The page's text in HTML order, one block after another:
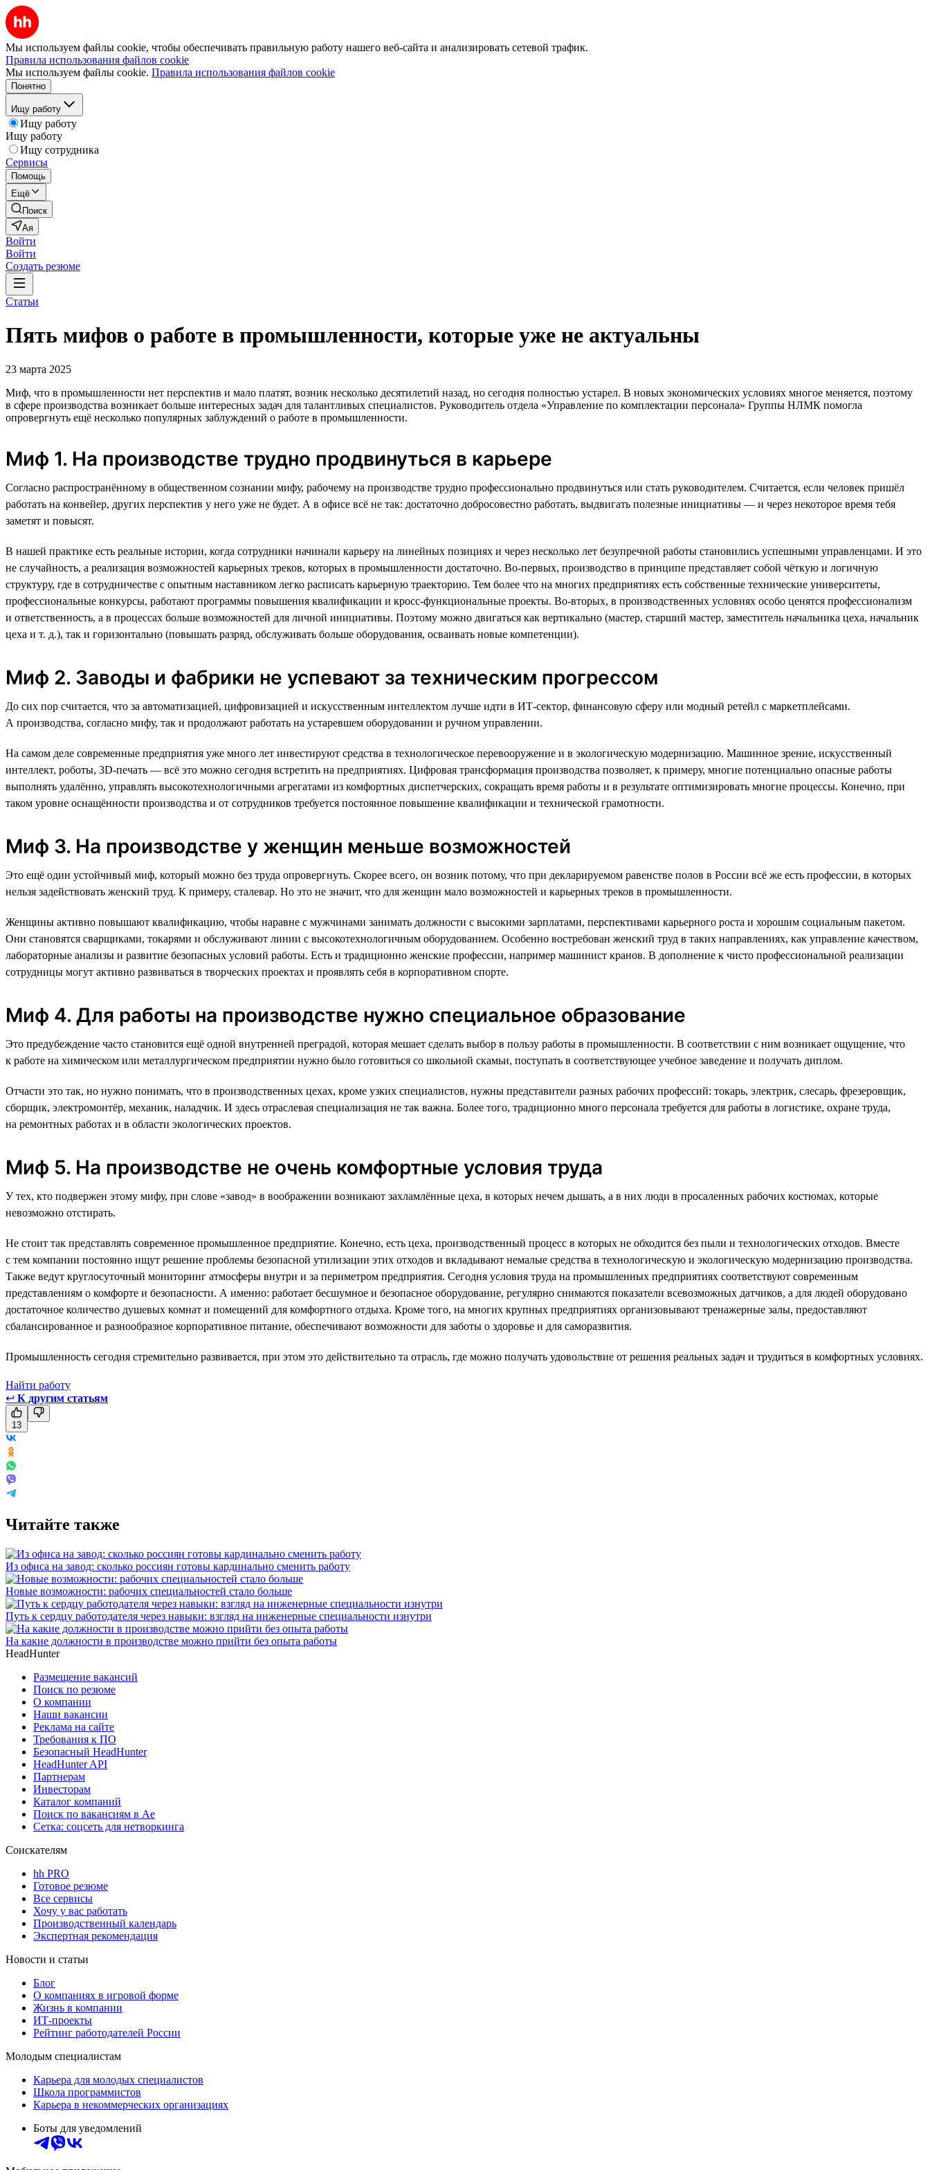
Мы используем файлы cookie, чтобы обеспечивать правильную работу нашего веб-сайта и анализировать сетевой трафик.
Правила использования файлов cookie
Мы используем файлы cookie. Правила использования файлов cookie
Понятно
Ищу работу
Ищу работу
Ищу работу
Ищу сотрудника
Сервисы
Помощь
Ещё
Поиск
Ая
Войти
Войти
Создать резюме
Статьи
Пять мифов о работе в промышленности, которые уже не актуальны
23 марта 2025
Миф, что в промышленности нет перспектив и мало платят, возник несколько десятилетий назад, но сегодня полностью устарел. В новых экономических условиях многое меняется, поэтому
в сфере производства возникает больше интересных задач для талантливых специалистов. Руководитель отдела «Управление по комплектации персонала» Группы НЛМК помогла
опровергнуть ещё несколько популярных заблуждений о работе в промышленности.
Миф 1. На производстве трудно продвинуться в карьере
Согласно распространённому в общественном сознании мифу, рабочему на производстве трудно профессионально продвинуться или стать руководителем. Считается, если человек пришёл
работать на конвейер, других перспектив у него уже не будет. А в офисе всё не так: достаточно добросовестно работать, выдвигать полезные инициативы — и через некоторое время тебя
заметят и повысят.
В нашей практике есть реальные истории, когда сотрудники начинали карьеру на линейных позициях и через несколько лет безупречной работы становились успешными управленцами. И это
не случайность, а реализация возможностей карьерных треков, которых в промышленности достаточно. Во-первых, производство в принципе представляет собой чёткую и логичную
структуру, где в сотрудничестве с опытным наставником легко расписать карьерную траекторию. Тем более что на многих предприятиях есть собственные технические университеты,
профессиональные конкурсы, работают программы повышения квалификации и кросс-функциональные проекты. Во-вторых, в производственных условиях особо ценятся профессионализм
и ответственность, а в процессах больше возможностей для личной инициативы. Поэтому можно двигаться как вертикально (мастер, старший мастер, заместитель начальника цеха, начальник
цеха и т. д.), так и горизонтально (повышать разряд, обслуживать больше оборудования, осваивать новые компетенции).
Миф 2. Заводы и фабрики не успевают за техническим прогрессом
До сих пор считается, что за автоматизацией, цифровизацией и искусственным интеллектом лучше идти в ИТ-сектор, финансовую сферу или модный ретейл с маркетплейсами.
А производства, согласно мифу, так и продолжают работать на устаревшем оборудовании и ручном управлении.
На самом деле современные предприятия уже много лет инвестируют средства в технологическое перевооружение и в экологическую модернизацию. Машинное зрение, искусственный
интеллект, роботы, 3D-печать — всё это можно сегодня встретить на предприятиях. Цифровая трансформация производства позволяет, к примеру, многие потенциально опасные работы
выполнять удалённо, управлять высокотехнологичными агрегатами из комфортных диспетчерских, сокращать время работы и в результате оптимизировать многие процессы. Конечно, при
таком уровне оснащённости производства и от сотрудников требуется постоянное повышение квалификации и технической грамотности.
Миф 3. На производстве у женщин меньше возможностей
Это ещё один устойчивый миф, который можно без труда опровергнуть. Скорее всего, он возник потому, что при декларируемом равенстве полов в России всё же есть профессии, в которых
нельзя задействовать женский труд. К примеру, сталевар. Но это не значит, что для женщин мало возможностей и карьерных треков в промышленности.
Женщины активно повышают квалификацию, чтобы наравне с мужчинами занимать должности с высокими зарплатами, перспективами карьерного роста и хорошим социальным пакетом.
Они становятся сварщиками, токарями и обслуживают линии с высокотехнологичным оборудованием. Особенно востребован женский труд в таких направлениях, как управление качеством,
лабораторные анализы и развитие безопасных условий работы. Есть и традиционно женские профессии, например машинист кранов. В дополнение к чисто профессиональной реализации
сотрудницы могут активно развиваться в творческих проектах и проявлять себя в корпоративном спорте.
Миф 4. Для работы на производстве нужно специальное образование
Это предубеждение часто становится ещё одной внутренней преградой, которая мешает сделать выбор в пользу работы в промышленности. В соответствии с ним возникает ощущение, что
к работе на химическом или металлургическом предприятии нужно было готовиться со школьной скамьи, поступать в соответствующее учебное заведение и получать диплом.
Отчасти это так, но нужно понимать, что в производственных цехах, кроме узких специалистов, нужны представители разных рабочих профессий: токарь, электрик, слесарь, фрезеровщик,
сборщик, электромонтёр, механик, наладчик. И здесь отраслевая специализация не так важна. Более того, традиционно много персонала требуется для работы в логистике, охране труда,
на ремонтных работах и в области экологических проектов.
Миф 5. На производстве не очень комфортные условия труда
У тех, кто подвержен этому мифу, при слове «завод» в воображении возникают захламлённые цеха, в которых нечем дышать, а в них люди в просаленных рабочих костюмах, которые
невозможно отстирать.
Не стоит так представлять современное промышленное предприятие. Конечно, есть цеха, производственный процесс в которых не обходится без пыли и технологических отходов. Вместе
с тем компании постоянно ищут решение проблемы безопасной утилизации этих отходов и вкладывают немалые средства в технологическую и экологическую модернизацию производства.
Также ведут круглосуточный мониторинг атмосферы внутри и за периметром предприятия. Сегодня условия труда на промышленных предприятиях соответствуют современным
представлениям о комфорте и безопасности. А именно: работает бесшумное и безопасное оборудование, регулярно снимаются показатели всевозможных датчиков, а для людей оборудовано
достаточное количество душевых комнат и помещений для комфортного отдыха. Кроме того, на многих крупных предприятиях организовывают тренажерные залы, предоставляют
сбалансированное и разнообразное корпоративное питание, обеспечивают возможности для заботы о здоровье и для саморазвития.
Промышленность сегодня стремительно развивается, при этом это действительно та отрасль, где можно получать удовольствие от решения реальных задач и трудиться в комфортных условиях.
Найти работу
↩ К другим статьям
13
Читайте также
Из офиса на завод: сколько россиян готовы кардинально сменить работу
Новые возможности: рабочих специальностей стало больше
Путь к сердцу работодателя через навыки: взгляд на инженерные специальности изнутри
На какие должности в производстве можно прийти без опыта работы
HeadHunter
Размещение вакансий
Поиск по резюме
О компании
Наши вакансии
Реклама на сайте
Требования к ПО
Безопасный HeadHunter
HeadHunter API
Партнерам
Инвесторам
Каталог компаний
Поиск по вакансиям в Ае
Сетка: соцсеть для нетворкинга
Соискателям
hh PRO
Готовое резюме
Все сервисы
Хочу у вас работать
Производственный календарь
Экспертная рекомендация
Новости и статьи
Блог
О компаниях в игровой форме
Жизнь в компании
ИТ-проекты
Рейтинг работодателей России
Молодым специалистам
Карьера для молодых специалистов
Школа программистов
Карьера в некоммерческих организациях
Боты для уведомлений